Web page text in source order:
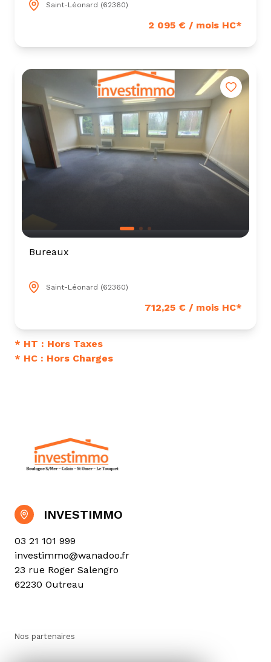
Saint-Léonard (62360)
2 095 € / mois HC*
Bureaux
Saint-Léonard (62360)
712,25 € / mois HC*
* HT : Hors Taxes
* HC : Hors Charges
INVESTIMMO
03 21 101 999
investimmo@wanadoo.fr
23 rue Roger Salengro
62230 Outreau
Nos partenaires